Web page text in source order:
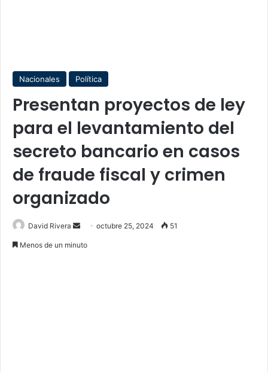
Nacionales Política
Presentan proyectos de ley
para el levantamiento del
secreto bancario en casos
de fraude fiscal y crimen
organizado
David Rivera
Sendoctubre 25, 2024 51
Menos de un minuto